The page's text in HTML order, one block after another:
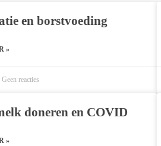
en borstvoeding
»
Geen reacties
doneren en COVID
»